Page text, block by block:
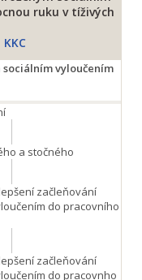
ruku v tíživých
KKC
vyloučením
a stočného
začleňování
do pracovního
začleňování
do pracovnho